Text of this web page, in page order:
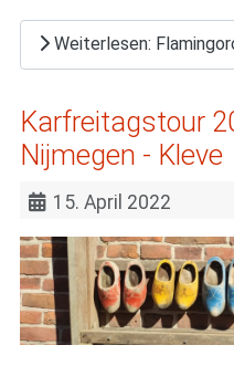
Weiterlesen:
Karfreitagstour
Nijmegen - Kleve
15. April 2022